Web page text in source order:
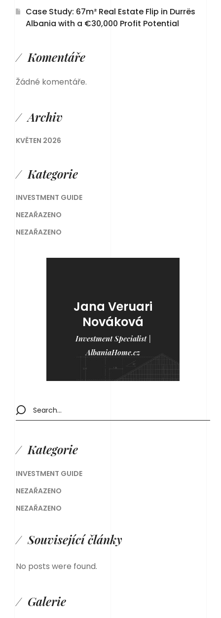
Case Study: 67m² Real Estate Flip in Durrës
Albania with a €30,000 Profit Potential
Komentáře
Žádné komentáře.
Archiv
KVĚTEN 2026
Kategorie
INVESTMENT GUIDE
NEZAŘAZENO
NEZAŘAZENO
Jana Veruari
Nováková
Investment Specialist |
AlbaniaHome.cz
Kategorie
INVESTMENT GUIDE
NEZAŘAZENO
NEZAŘAZENO
Související články
No posts were found.
Galerie